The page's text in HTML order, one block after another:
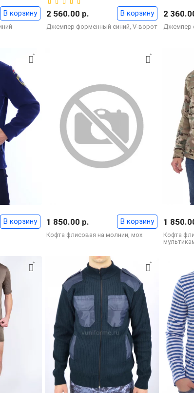
В корзину
Джемпер форменный синий, V-ворот
2 560.00 р. В корзину
Джемпер
2
В корзину
Кофта флисовая на молнии, мох
1 850.00 р. В корзину
Кофта
1